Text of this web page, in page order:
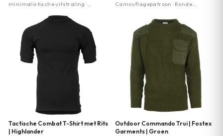
minimalistische uitstraling ·
Camouflagepatroon · Ronde
Tactische Combat T-Shirt met Rits
| Highlander
Outdoor Commando Trui | Fostex
Garments | Groen